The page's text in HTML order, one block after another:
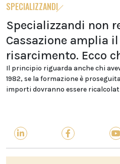
SPECIALIZZANDI
Specializzandi non
Cassazione amplia
risarcimento. Ecco
Il principio riguarda anche chi
1982, se la formazione è
importi dovranno essere